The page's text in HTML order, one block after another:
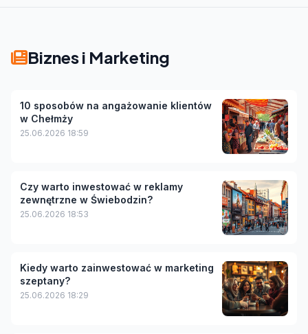
Biznes i Marketing
10 sposobów na angażowanie klientów
w Chełmży
25.06.2026 18:59
Czy warto inwestować w reklamy
zewnętrzne w Świebodzin?
25.06.2026 18:53
Kiedy warto zainwestować w marketing
szeptany?
25.06.2026 18:29